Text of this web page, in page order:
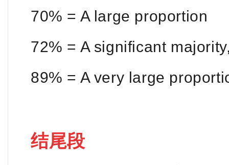
70% = A large proportion
72% = A significant
89% = A very large
结尾段